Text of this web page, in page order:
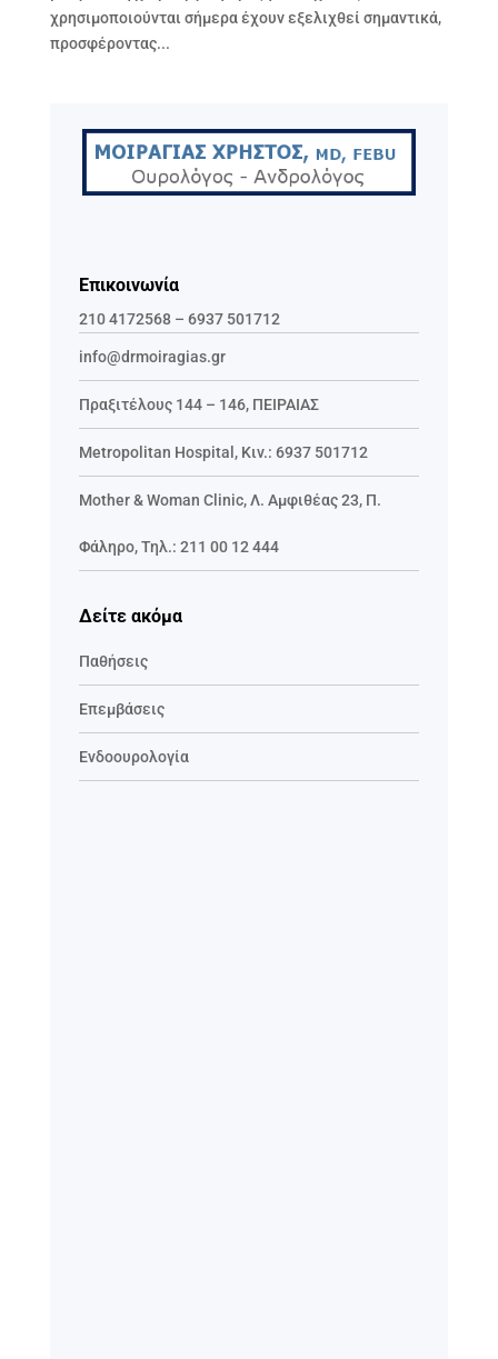
χρησιμοποιούνται σήμερα έχουν εξελιχθεί σημαντικά,
προσφέροντας...
Επικοινωνία
210 4172568– 6937 501712
info@drmoiragias.gr
Πραξιτέλους 144 – 146, ΠΕΙΡΑΙΑΣ
Metropolitan Hospital, Κιν.: 6937 501712
Mother & Woman Clinic,Λ. Αμφιθέας 23, Π.
Φάληρο,Τηλ.: 211 00 12 444
Δείτε ακόμα
Παθήσεις
Επεμβάσεις
Ενδοουρολογία